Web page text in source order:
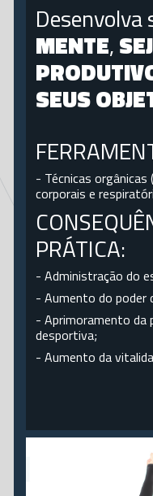
LES
STRONG
ZUMBA
Desenvolva
MENTE,
SEUS
- Técnicas
corporais e
PRÁTICA:
- Administração do
- Aumento do poder
- Aprimoramento da
desportiva;
- Aumento da